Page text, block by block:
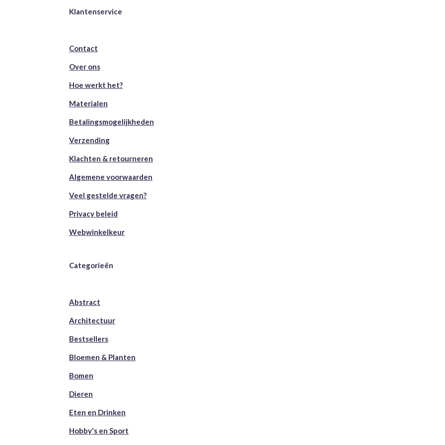
Klantenservice
Contact
Over ons
Hoe werkt het?
Materialen
Betalingsmogelijkheden
Verzending
Klachten & retourneren
Algemene voorwaarden
Veel gestelde vragen?
Privacy beleid
Webwinkelkeur
Categorieën
Abstract
Architectuur
Bestsellers
Bloemen & Planten
Bomen
Dieren
Eten en Drinken
Hobby's en Sport